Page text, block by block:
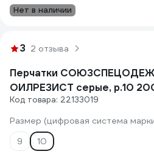
Нет в наличии
3 2 отзыва
Перчатки
ОИЛРЕЗИСТ серые, р.10
Код товара: 22133019
Размер (цифровая система
9
10